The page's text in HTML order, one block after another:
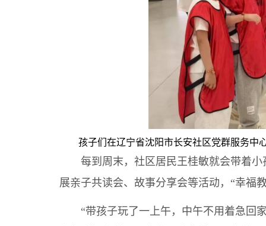
孩子们在辽宁省沈阳市长安社区党群服务
每到周末，社区居民王桂敏就会带着小
展亲子共读会、故事分享会等活动，“幸福
“带孩子玩了一上午，中午不用着急回家